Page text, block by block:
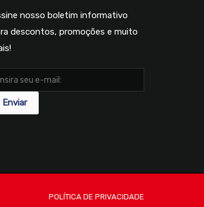
nosso boletim informativo
descontos, promoções e muito
POLÍTICA DE PRIVACIDADE